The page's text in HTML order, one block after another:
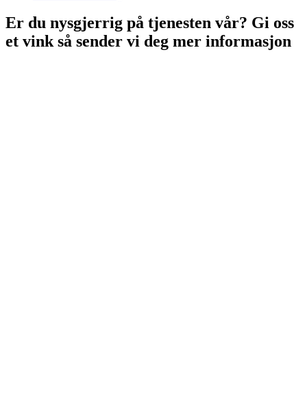
Er du nysgjerrig på tjenesten vår? Gi oss
et vink så sender vi deg mer informasjon